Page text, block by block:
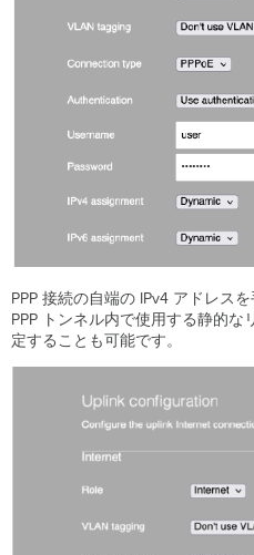
PPP 接続の自端の IPv4 アドレス
PPP トンネル内で使用する静的な
定することも可能です。